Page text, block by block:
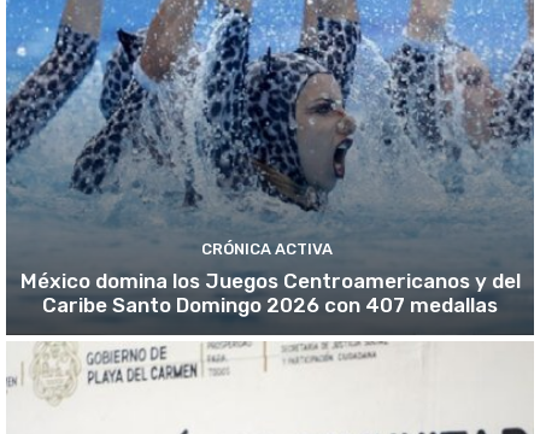
CRÓNICA ACTIVA
México domina los Juegos Centroamericanos y del
Caribe Santo Domingo 2026 con 407 medallas